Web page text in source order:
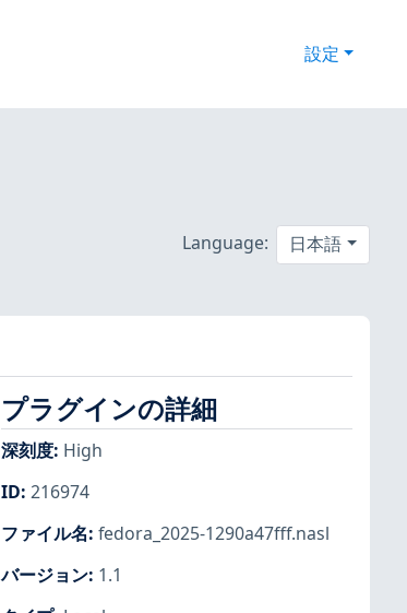
設定
Language: 日本語
プラグインの詳細
深刻度: High
ID: 216974
ファイル名: fedora_2025-1290a47fff.nasl
バージョン: 1.1